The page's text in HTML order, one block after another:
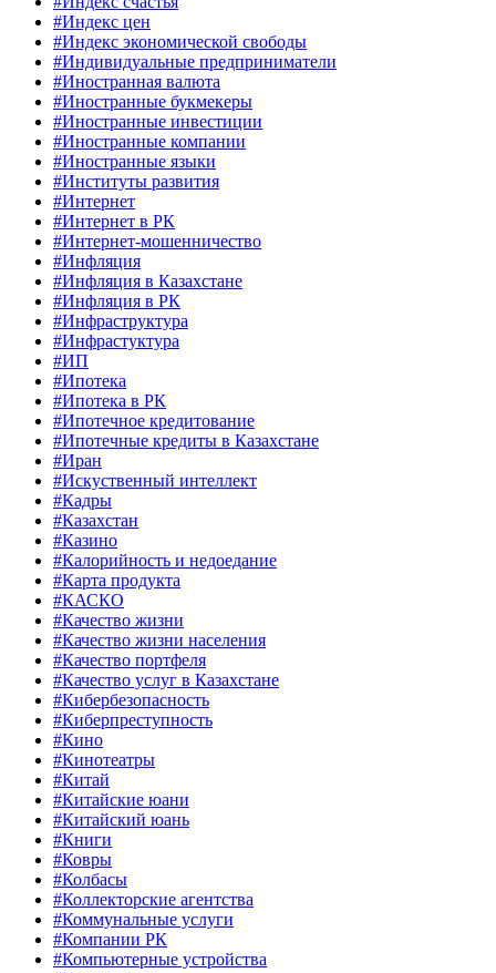
#Индекс цен
#Индекс экономической свободы
#Индивидуальные предприниматели
#Иностранная валюта
#Иностранные букмекеры
#Иностранные инвестиции
#Иностранные компании
#Иностранные языки
#Институты развития
#Интернет
#Интернет в РК
#Интернет-мошенничество
#Инфляция
#Инфляция в Казахстане
#Инфляция в РК
#Инфраструктура
#Инфрастуктура
#ИП
#Ипотека
#Ипотека в РК
#Ипотечное кредитование
#Ипотечные кредиты в Казахстане
#Иран
#Искуственный интеллект
#Кадры
#Казахстан
#Казино
#Калорийность и недоедание
#Карта продукта
#КАСКО
#Качество жизни
#Качество жизни населения
#Качество портфеля
#Качество услуг в Казахстане
#Кибербезопасность
#Киберпреступность
#Кино
#Кинотеатры
#Китай
#Китайские юани
#Китайский юань
#Книги
#Ковры
#Колбасы
#Коллекторские агентства
#Коммунальные услуги
#Компании РК
#Компьютерные устройства